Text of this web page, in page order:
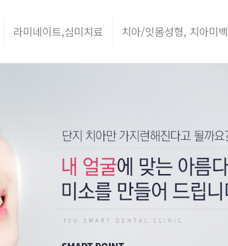
라미네이트,심미치료 치아/잇몸성형, 치아미백